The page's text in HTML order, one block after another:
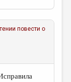
повести о